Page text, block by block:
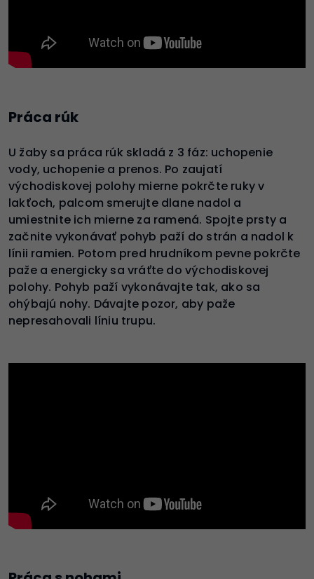
Práca rúk
U žaby sa práca rúk skladá z 3 fáz: uchopenie
vody, uchopenie a prenos. Po zaujatí
východiskovej polohy mierne pokrčte ruky v
lakťoch, palcom smerujte dlane nadol a
umiestnite ich mierne za ramená. Spojte prsty a
začnite vykonávať pohyb paží do strán a nadol k
línii ramien. Potom pred hrudníkom pevne pokrčte
paže a energicky sa vráťte do východiskovej
polohy. Pohyb paží vykonávajte tak, ako sa
ohýbajú nohy. Dávajte pozor, aby paže
nepresahovali líniu trupu.